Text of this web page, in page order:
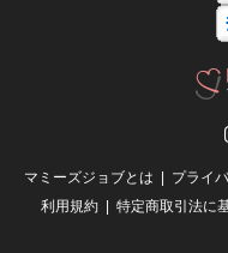
マミーズジョブとは プライ
利用規約
特定商取引法に